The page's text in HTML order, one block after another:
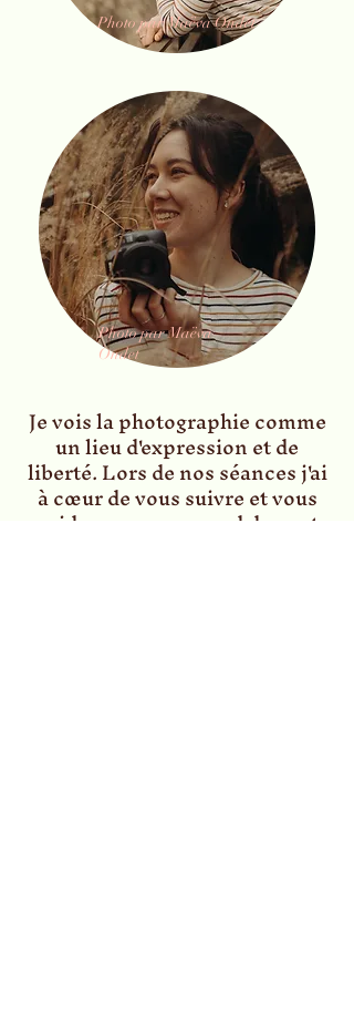
Photo par Maëva Ondet
Photo par Maëva
Ondet
Je vois la photographie comme
un lieu d'expression et de
liberté. Lors de nos séances j'ai
à cœur de vous suivre et vous
guider avec un regard doux et